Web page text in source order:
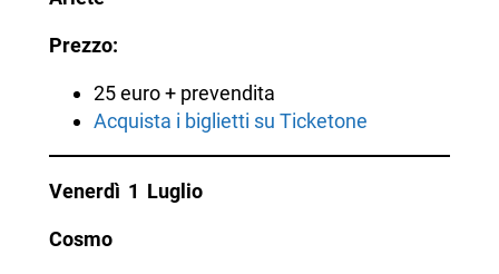
Prezzo:
25 euro + prevendita
Acquista i biglietti su Ticketone
Venerdì 1 Luglio
Cosmo